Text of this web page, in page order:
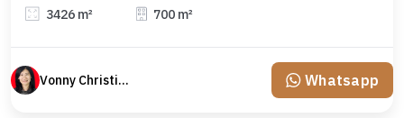
3426 m² 700 m²
Vonny Christina Whatsapp